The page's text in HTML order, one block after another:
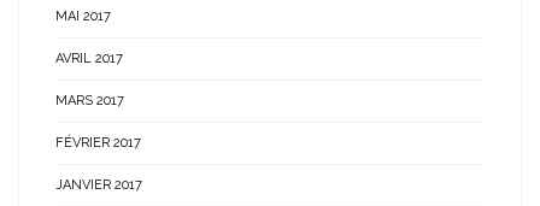
MAI 2017
AVRIL 2017
MARS 2017
FÉVRIER 2017
JANVIER 2017